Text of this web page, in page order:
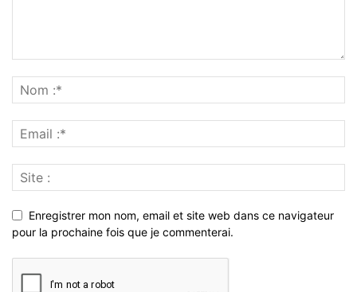
Enregistrer mon nom, email et site web dans ce navigateur
pour la prochaine fois que je commenterai.